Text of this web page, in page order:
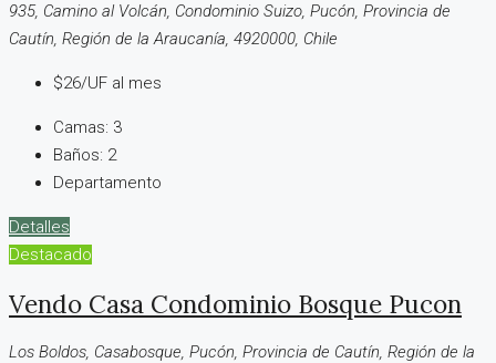
935, Camino al Volcán, Condominio Suizo, Pucón, Provincia de
Cautín, Región de la Araucanía, 4920000, Chile
$26/UF al mes
Camas: 3
Baños: 2
Departamento
Detalles
Destacado
Vendo Casa Condominio Bosque Pucon
Los Boldos, Casabosque, Pucón, Provincia de Cautín, Región de la